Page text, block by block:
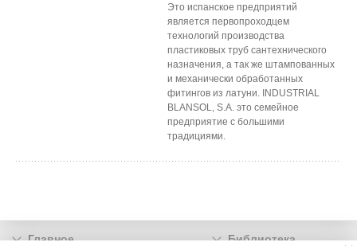
Это испанское предприятий
является первопроходцем
технологий производства
пластиковых труб сантехнического
назначения, а так же штампованных
и механически обработанных
фитингов из латуни. INDUSTRIAL
BLANSOL, S.A. это семейное
предприятие с большими
традициями.
Главное Библиотека